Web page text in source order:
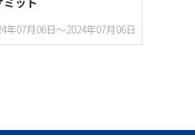
年07月06日～2024年07月06日